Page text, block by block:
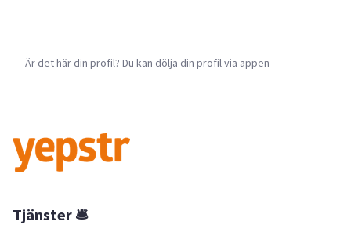
Är det här din profil? Du kan dölja din profil via appen
Tjänster 🛎